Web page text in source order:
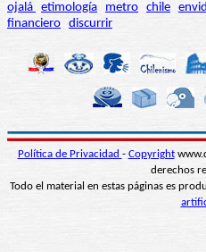
ojalá etimología metro chile
financiero discurrir
Política de Privacidad - Copyright
derechos
Todo el material en estas páginas es